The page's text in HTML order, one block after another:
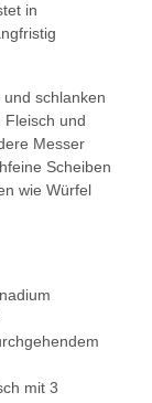
in
schlanken
Fleisch und
Messer
Scheiben
wie Würfel
mit 3